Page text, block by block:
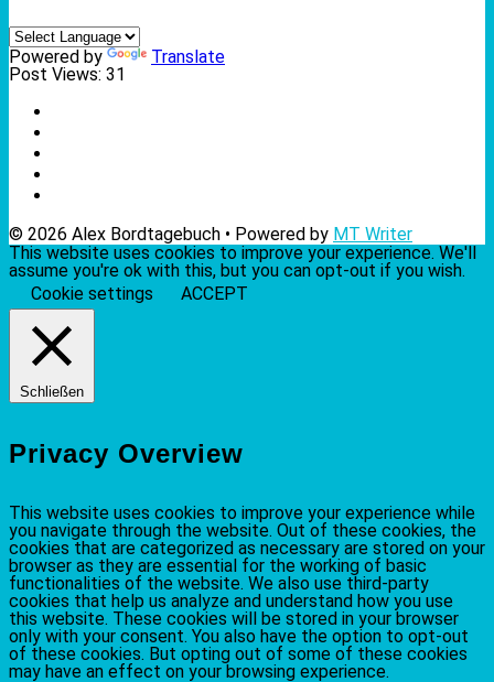
Powered by
Translate
Post Views: 31
© 2026 Alex Bordtagebuch • Powered by MT Writer
This website uses cookies to improve your experience. We'll
assume you're ok with this, but you can opt-out if you wish.
Cookie settings
ACCEPT
Schließen
Privacy Overview
This website uses cookies to improve your experience while
you navigate through the website. Out of these cookies, the
cookies that are categorized as necessary are stored on your
browser as they are essential for the working of basic
functionalities of the website. We also use third-party
cookies that help us analyze and understand how you use
this website. These cookies will be stored in your browser
only with your consent. You also have the option to opt-out
of these cookies. But opting out of some of these cookies
may have an effect on your browsing experience.